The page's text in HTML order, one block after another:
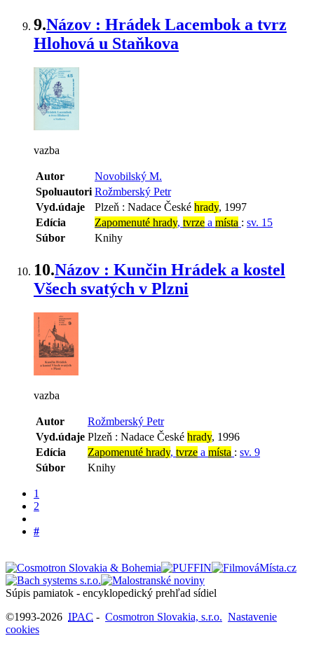
9.Názov : Hrádek Lacembok a tvrz
Hlohová u Staňkova
vazba
Autor
Novobilský M.
Spoluautori Rožmberský Petr
Vyd.údaje
Plzeň : Nadace České hrady, 1997
Edícia
Zapomenuté hrady, tvrze a místa : sv. 15
Súbor
Knihy
10.Názov : Kunčin Hrádek a kostel
Všech svatých v Plzni
vazba
Autor
Rožmberský Petr
Vyd.údaje Plzeň : Nadace České hrady, 1996
Edícia
Zapomenuté hrady, tvrze a místa : sv. 9
Súbor
Knihy
1
2
#
Súpis pamiatok - encyklopedický prehľad sídiel
©1993-2026 IPAC - Cosmotron Slovakia, s.r.o. Nastavenie
cookies